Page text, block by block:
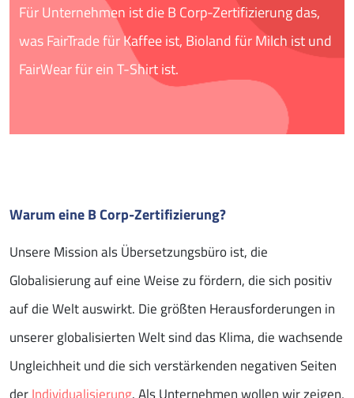
Für Unternehmen ist die B Corp-Zertifizierung das,
was FairTrade für Kaffee ist, Bioland für Milch ist und
FairWear für ein T-Shirt ist.
Warum eine B Corp-Zertifizierung?
Unsere Mission als Übersetzungsbüro ist, die
Globalisierung auf eine Weise zu fördern, die sich positiv
auf die Welt auswirkt. Die größten Herausforderungen in
unserer globalisierten Welt sind das Klima, die wachsende
Ungleichheit und die sich verstärkenden negativen Seiten